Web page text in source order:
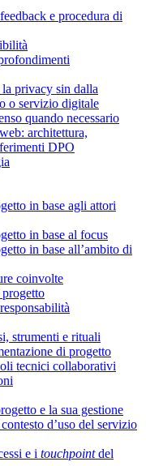
e procedura di
privacy sin dalla
o servizio digitale
quando necessario
architettura,
DPO
in base agli attori
in base al focus
in base all’ambito di
coinvolte
strumenti e rituali
di progetto
tecnici collaborativi
e la sua gestione
d’uso del servizio
e i touchpointdel